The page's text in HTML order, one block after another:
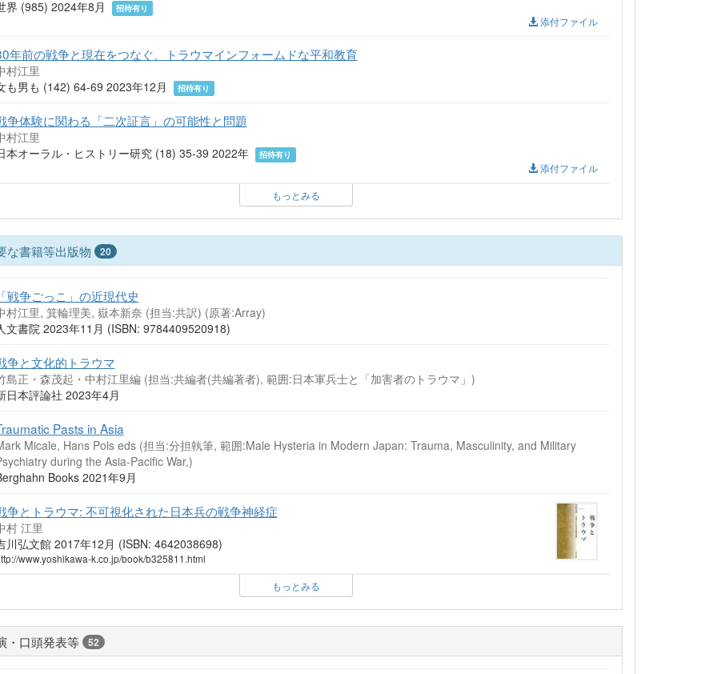
界 (985) 2024年8月
招待有り
添付ファイル
年前の戦争と現在をつなぐ、トラウマインフォームドな平和教育
村江里
も男も (142) 64-69 2023年12月
招待有り
争体験に関わる「二次証言」の可能性と問題
村江里
本オーラル・ヒストリー研究 (18) 35-39 2022年
招待有り
添付ファイル
もっとみる
な書籍等出版物 20
戦争ごっこ」の近現代史
村江里, 箕輪理美, 嶽本新奈 (担当:共訳) (原著:Array)
文書院 2023年11月 (ISBN: 9784409520918)
争と文化的トラウマ
島正・森茂起・中村江里編 (担当:共編者(共編著者), 範囲:日本軍兵士と「加害者のトラウマ」)
日本評論社 2023年4月
Pasts in Asia
Micale, Hans Pols eds (担当:分担執筆, 範囲:Male Hysteria in Modern Japan: Trauma, Masculinity, and Military
during the Asia-Pacific War,)
Books 2021年9月
争とトラウマ: 不可視化された日本兵の戦争神経症
村 江里
川弘文館 2017年12月 (ISBN: 4642038698)
www.yoshikawa-k.co.jp/book/b325811.html
もっとみる
・口頭発表等 52